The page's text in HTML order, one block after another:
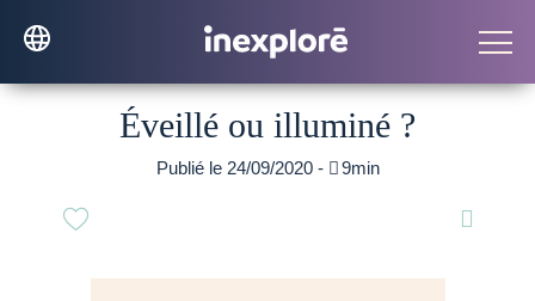
Éveillé ou illuminé ?
Publié le 24/09/2020 - 9min
